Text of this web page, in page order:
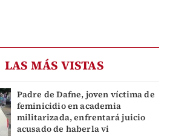
LAS MÁS VISTAS
Padre de Dafne, joven víctima de
feminicidio en academia
militarizada, enfrentará juicio
acusado de haberla vi